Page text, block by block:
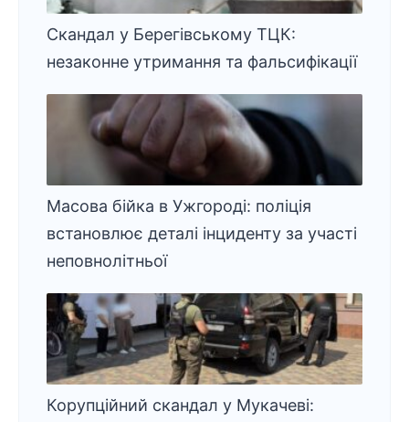
Скандал у Берегівському ТЦК:
незаконне утримання та фальсифікації
Масова бійка в Ужгороді: поліція
встановлює деталі інциденту за участі
неповнолітньої
Корупційний скандал у Мукачеві: